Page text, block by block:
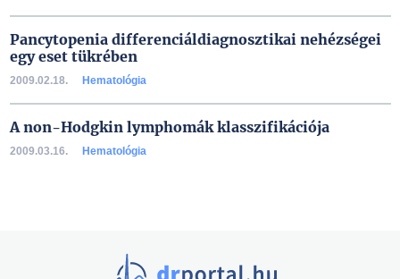
Pancytopenia differenciáldiagnosztikai nehézségei
egy eset tükrében
2009.02.18. Hematológia
A non-Hodgkin lymphomák klasszifikációja
2009.03.16. Hematológia